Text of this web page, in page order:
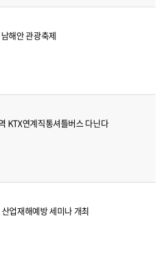
해안 관광축제
KTX연계직통셔틀버스 다닌다
업재해예방 세미나 개최